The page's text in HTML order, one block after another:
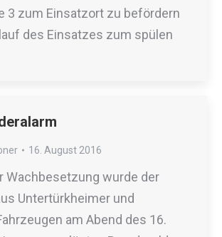
3 zum Einsatzort zu befördern
des Einsatzes zum spülen
16. August 2016
Wachbesetzung wurde der
Untertürkheimer und
am Abend des 16.